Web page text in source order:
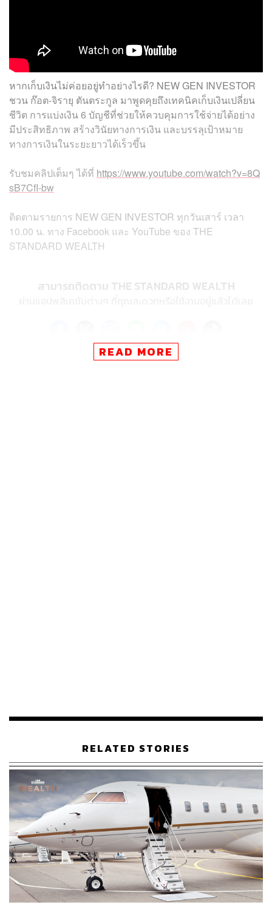
หากเก็บเงินไม่ค่อยอยู่ทำอย่างไรดี? NEW GEN INVESTOR
ชวน ก๊อต-จิรายุ ตันตระกูล มาพูดคุยถึงเทคนิคเก็บเงินเปลี่ยน
ชีวิต การแบ่งเงิน 6 บัญชีที่ช่วยให้ควบคุมการใช้จ่ายได้อย่าง
มีประสิทธิภาพ สร้างวินัยทางการเงิน และบรรลุเป้าหมาย
ทางการเงินในระยะยาวได้เร็วขึ้น
รับชมคลิปเต็มๆ ได้ที่ https://www.youtube.com/watch?v=8Q
sB7CfI-bw
ติดตามรายการ NEW GEN INVESTOR ทุกวันเสาร์ เวลา
10.00 น. ทาง Facebook และ YouTube ของ THE
STANDARD WEALTH
สามารถติดตาม THE STANDARD WEALTH
READ MORE
RELATED STORIES